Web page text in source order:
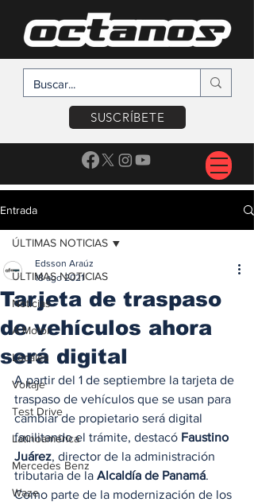
SUSCRÍBETE
Entrada
ÚLTIMAS NOTICIAS
Noticias
A Motor
Locales
Voltaje
Test Drive
Latinoamérica
Mercedes Benz
Waze
ÚLTIMAS NOTICIAS
Tarjeta de traspaso
de vehículos ahora
será digital
Edsson Araúz
18 ago 2021
A partir del 1 de septiembre la tarjeta de
traspaso de vehículos que se usan para
cambiar de propietario será digital
facilitando el trámite, destacó Faustino
Juárez, director de la administración
tributaria de la Alcaldía de Panamá.
Como parte de la modernización de los